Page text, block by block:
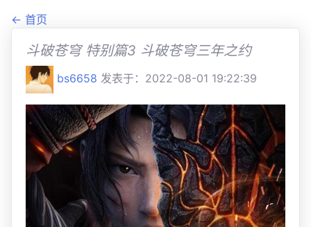
← 首页
斗破苍穹 特别篇3 斗破苍穹三年之约
bs6658 发表于：2022-08-01 19:22:39